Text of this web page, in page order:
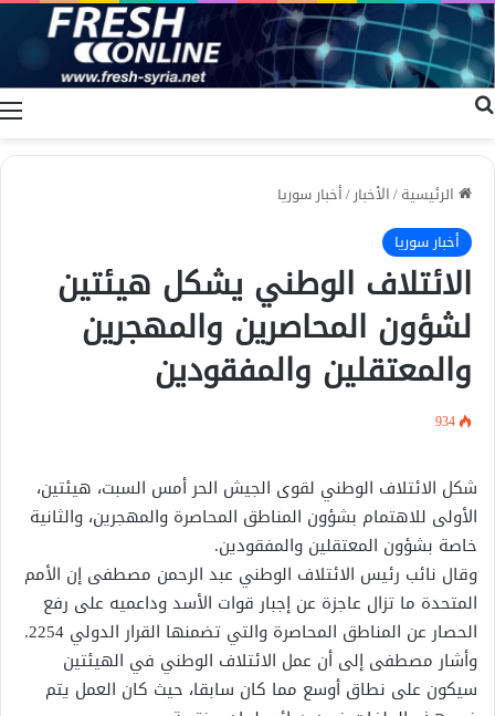
الرئيسية/الأخبار/أخبار سوريا
أخبار سوريا
الائتلاف الوطني يشكل هيئتين
لشؤون المحاصرين والمهجرين
والمعتقلين والمفقودين
934
شكل الائتلاف الوطني لقوى الجيش الحر أمس السبت، هيئتين،
الأولى للاهتمام بشؤون المناطق المحاصرة والمهجرين، والثانية
خاصة بشؤون المعتقلين والمفقودين.
وقال نائب رئيس الائتلاف الوطني عبد الرحمن مصطفى إن الأمم
المتحدة ما تزال عاجزة عن إجبار قوات الأسد وداعميه على رفع
الحصار عن المناطق المحاصرة والتي تضمنها القرار الدولي 2254.
وأشار مصطفى إلى أن عمل الائتلاف الوطني في الهيئتين
سيكون على نطاق أوسع مما كان سابقا، حيث كان العمل يتم